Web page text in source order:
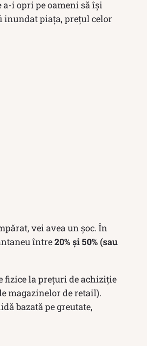
a-i opri pe oameni să își
inundat piața, prețul celor
vei avea un șoc. În
între20% și 50% (sau
fizice la prețuri de achiziție
magazinelor de retail).
bazată pe greutate,